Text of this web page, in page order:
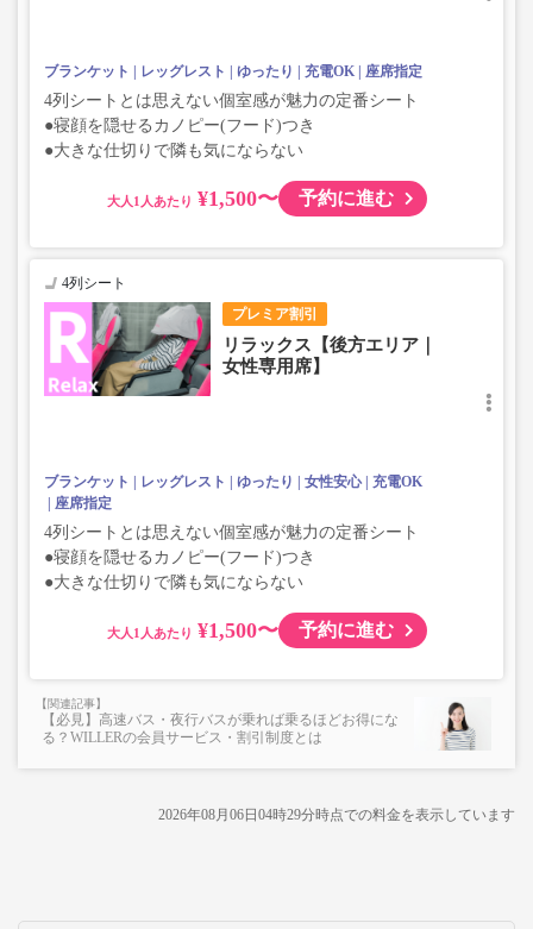
ブランケット レッグレスト ゆったり 充電OK 座席指定
4列シートとは思えない個室感が魅力の定番シート
●寝顔を隠せるカノピー(フード)つき
●大きな仕切りで隣も気にならない
大人 ¥1,500〜 予約に進む
プレミア割引
4列シート
リラックス【後方エリア｜
女性専用席】
ブランケット レッグレスト ゆったり 女性安心
充電OK
座席指定
4列シートとは思えない個室感が魅力の定番シート
●寝顔を隠せるカノピー(フード)つき
●大きな仕切りで隣も気にならない
大人 ¥1,500〜 予約に進む
【必見】高速バス・夜行バスが乗れば乗るほどお得にな
る？WILLERの会員サービス・割引制度とは
2026年08月06日04時29分時点での料金を表示しています